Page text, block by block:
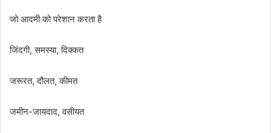
जो आदमी को परेशान करता है
जिंदगी, समस्या, दिक्कत
जरूरत, दौलत, कीमत
जमीन-जायदाद, वसीयत